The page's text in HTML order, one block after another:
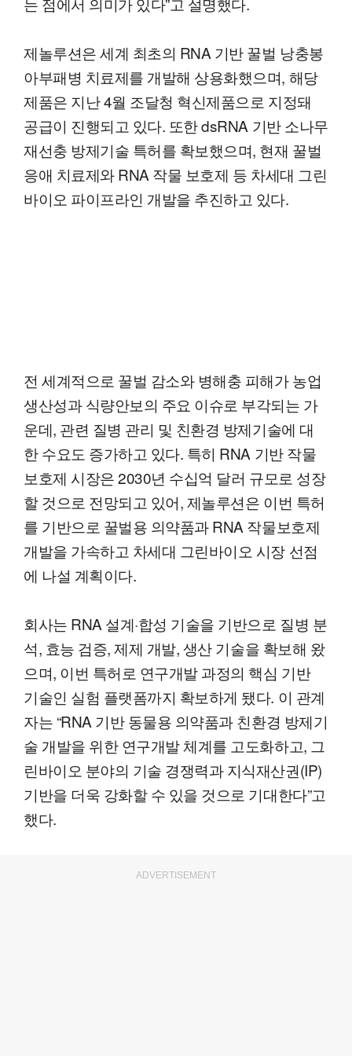
제놀루션은 세계 최초의 RNA 기반 꿀벌 낭충봉
아부패병 치료제를 개발해 상용화했으며, 해당
제품은 지난 4월 조달청 혁신제품으로 지정돼
공급이 진행되고 있다. 또한 dsRNA 기반 소나무
재선충 방제기술 특허를 확보했으며, 현재 꿀벌
응애 치료제와 RNA 작물 보호제 등 차세대 그린
바이오 파이프라인 개발을 추진하고 있다.
전 세계적으로 꿀벌 감소와 병해충 피해가 농업
생산성과 식량안보의 주요 이슈로 부각되는 가
운데, 관련 질병 관리 및 친환경 방제기술에 대
한 수요도 증가하고 있다. 특히 RNA 기반 작물
보호제 시장은 2030년 수십억 달러 규모로 성장
할 것으로 전망되고 있어, 제놀루션은 이번 특허
를 기반으로 꿀벌용 의약품과 RNA 작물보호제
개발을 가속하고 차세대 그린바이오 시장 선점
에 나설 계획이다.
회사는 RNA 설계·합성 기술을 기반으로 질병 분
석, 효능 검증, 제제 개발, 생산 기술을 확보해 왔
으며, 이번 특허로 연구개발 과정의 핵심 기반
기술인 실험 플랫폼까지 확보하게 됐다. 이 관계
자는 “RNA 기반 동물용 의약품과 친환경 방제기
술 개발을 위한 연구개발 체계를 고도화하고, 그
린바이오 분야의 기술 경쟁력과 지식재산권(IP)
기반을 더욱 강화할 수 있을 것으로 기대한다”고
했다.
ADVERTISEMENT